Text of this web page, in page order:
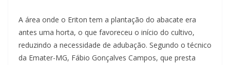
A área onde o Eriton tem a plantação do abacate era
antes uma horta, o que favoreceu o início do cultivo,
reduzindo a necessidade de adubação. Segundo o técnico
da Emater-MG, Fábio Gonçalves Campos, que presta